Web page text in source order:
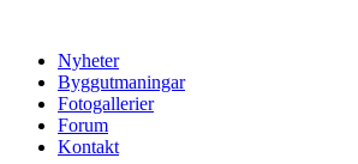
Nyheter
Byggutmaningar
Fotogallerier
Forum
Kontakt